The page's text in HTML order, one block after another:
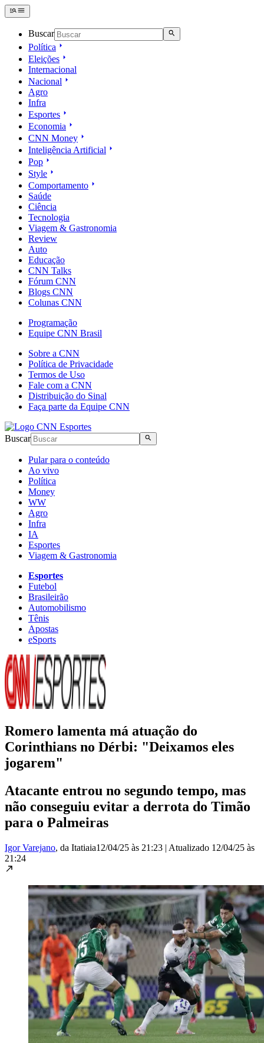
Buscar
Política
Eleições
Internacional
Nacional
Agro
Infra
Esportes
Economia
CNN Money
Inteligência Artificial
Pop
Style
Comportamento
Saúde
Ciência
Tecnologia
Viagem & Gastronomia
Review
Auto
Educação
CNN Talks
Fórum CNN
Blogs CNN
Colunas CNN
Programação
Equipe CNN Brasil
Sobre a CNN
Política de Privacidade
Termos de Uso
Fale com a CNN
Distribuição do Sinal
Faça parte da Equipe CNN
Buscar
Pular para o conteúdo
Ao vivo
Política
Money
WW
Agro
Infra
IA
Esportes
Viagem & Gastronomia
Esportes
Futebol
Brasileirão
Automobilismo
Tênis
Apostas
eSports
Romero lamenta má atuação do
Corinthians no Dérbi: "Deixamos eles
jogarem"
Atacante entrou no segundo tempo, mas
não conseguiu evitar a derrota do Timão
para o Palmeiras
Igor Varejano, da Itatiaia12/04/25 às 21:23 | Atualizado 12/04/25 às
21:24